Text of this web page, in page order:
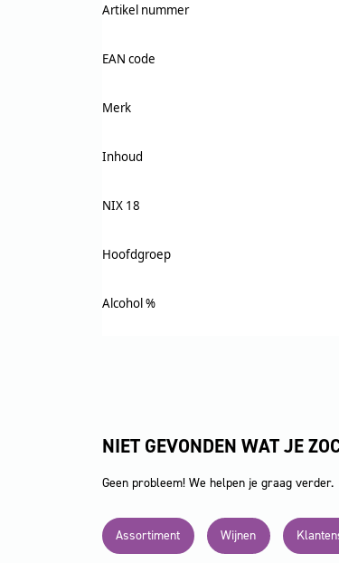
Artikel nummer
EAN code
Merk
Inhoud
NIX 18
Hoofdgroep
Alcohol %
NIET GEVONDEN WAT JE
Geen probleem! We helpen je graag verder.
Assortiment Wijnen